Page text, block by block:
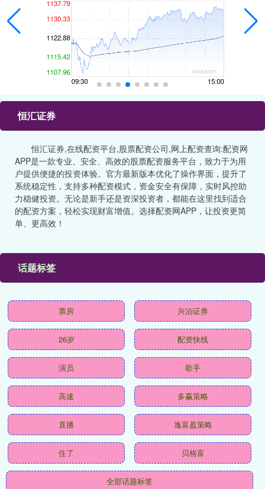
恒汇证券
恒汇证券,在线配资平台,股票配资公司,网上配资查询:配资网
APP是一款专业、安全、高效的股票配资服务平台，致力于为用
户提供便捷的投资体验。官方最新版本优化了操作界面，提升了
系统稳定性，支持多种配资模式，资金安全有保障，实时风控助
力稳健投资。无论是新手还是资深投资者，都能在这里找到适合
的配资方案，轻松实现财富增值。选择配资网APP，让投资更简
单、更高效！
话题标签
票房 兴泊证券
26岁 配资快线
演员 歌手
高速 多赢策略
直播 逸富盈策略
住了 贝格富
全部话题标签